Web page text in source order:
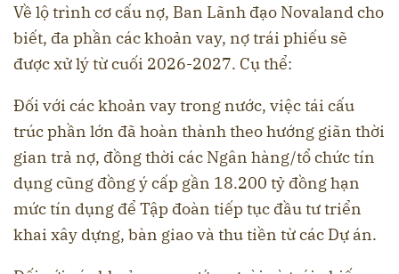
Về lộ trình cơ cấu nợ, Ban Lãnh đạo Novaland cho
biết, đa phần các khoản vay, nợ trái phiếu sẽ
được xử lý từ cuối 2026-2027. Cụ thể:
Đối với các khoản vay trong nước, việc tái cấu
trúc phần lớn đã hoàn thành theo hướng giãn thời
gian trả nợ, đồng thời các Ngân hàng/tổ chức tín
dụng cũng đồng ý cấp gần 18.200 tỷ đồng hạn
mức tín dụng để Tập đoàn tiếp tục đầu tư triển
khai xây dựng, bàn giao và thu tiền từ các Dự án.